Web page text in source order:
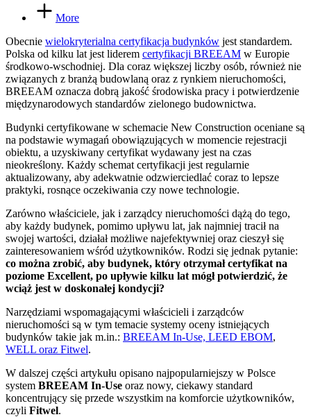
More
Obecnie wielokryterialna certyfikacja budynków jest standardem.
Polska od kilku lat jest liderem certyfikacji BREEAM w Europie
środkowo-wschodniej. Dla coraz większej liczby osób, również nie
związanych z branżą budowlaną oraz z rynkiem nieruchomości,
BREEAM oznacza dobrą jakość środowiska pracy i potwierdzenie
międzynarodowych standardów zielonego budownictwa.
Budynki certyfikowane w schemacie New Construction oceniane są
na podstawie wymagań obowiązujących w momencie rejestracji
obiektu, a uzyskiwany certyfikat wydawany jest na czas
nieokreślony. Każdy schemat certyfikacji jest regularnie
aktualizowany, aby adekwatnie odzwierciedlać coraz to lepsze
praktyki, rosnące oczekiwania czy nowe technologie.
Zarówno właściciele, jak i zarządcy nieruchomości dążą do tego,
aby każdy budynek, pomimo upływu lat, jak najmniej tracił na
swojej wartości, działał możliwe najefektywniej oraz cieszył się
zainteresowaniem wśród użytkowników. Rodzi się jednak pytanie:
co można zrobić, aby budynek, który otrzymał certyfikat na
poziome Excellent, po upływie kilku lat mógł potwierdzić, że
wciąż jest w doskonałej kondycji?
Narzędziami wspomagającymi właścicieli i zarządców
nieruchomości są w tym temacie systemy oceny istniejących
budynków takie jak m.in.: BREEAM In-Use, LEED EBOM,
WELL oraz Fitwel.
W dalszej części artykułu opisano najpopularniejszy w Polsce
system BREEAM In-Use oraz nowy, ciekawy standard
koncentrujący się przede wszystkim na komforcie użytkowników,
czyli Fitwel.